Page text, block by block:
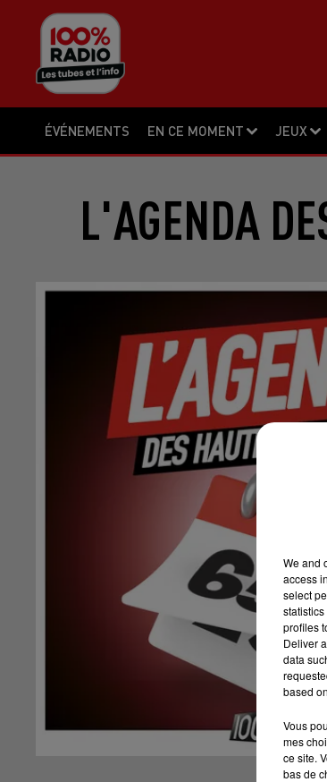
ÉVÉNEMENTS EN CE MOMENT JEUX
L'AGENDA
We and
access
select
profiles
Deliver
data
based
Vous
mes
ce site.
bas de